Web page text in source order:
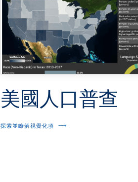
美國人口普查
探索並瞭解視覺化項